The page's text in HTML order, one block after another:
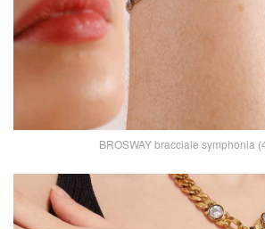
BROSWAY bracciale symphonia